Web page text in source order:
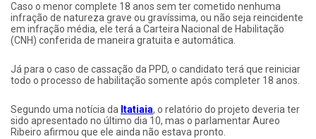
Caso o menor complete 18 anos sem ter cometido nenhuma
infração de natureza grave ou gravíssima, ou não seja reincidente
em infração média, ele terá a Carteira Nacional de Habilitação
(CNH) conferida de maneira gratuita e automática.
Já para o caso de cassação da PPD, o candidato terá que reiniciar
todo o processo de habilitação somente após completer 18 anos.
Segundo uma notícia da Itatiaia, o relatório do projeto deveria ter
sido apresentado no último dia 10, mas o parlamentar Aureo
Ribeiro afirmou que ele ainda não estava pronto.